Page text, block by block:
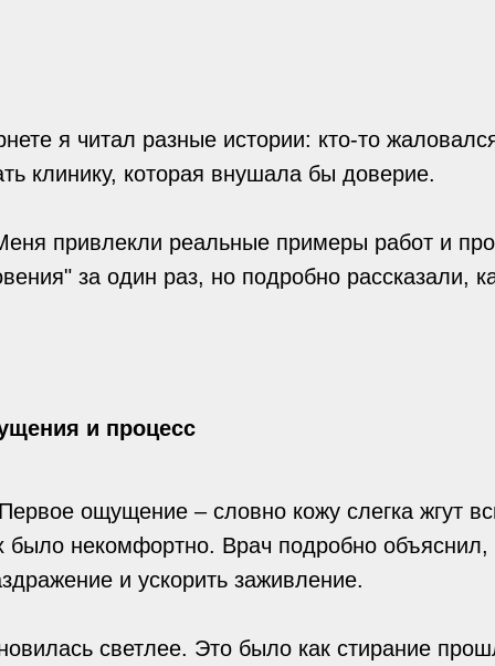
я читал разные истории: кто-то
клинику, которая внушала бы доверие.
привлекли реальные примеры работ и
за один раз, но подробно рассказали,
и процесс
ощущение – словно кожу слегка жгут
было некомфортно. Врач подробно объяснил,
и ускорить заживление.
светлее. Это было как стирание